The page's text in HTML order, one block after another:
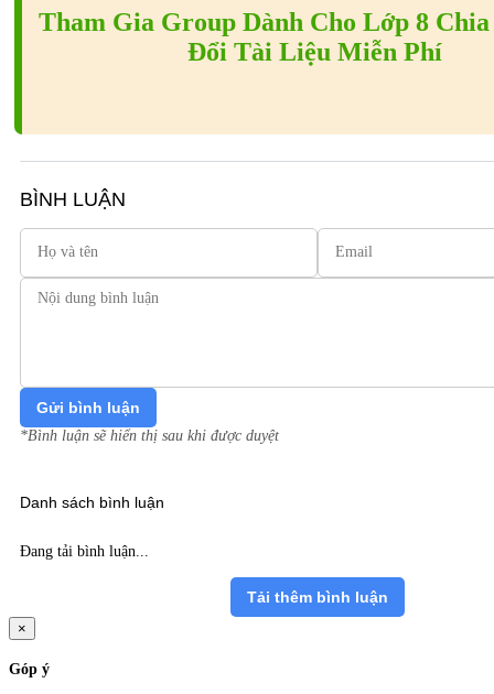
Tham Gia Group Dành Cho Lớp 8 Chia
Đổi Tài Liệu Miễn Phí
BÌNH LUẬN
Gửi bình luận
*Bình luận sẽ hiển thị sau khi được duyệt
Danh sách bình luận
Đang tải bình luận...
Tải thêm bình luận
×
Góp ý